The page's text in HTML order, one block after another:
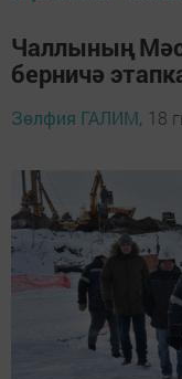
Чаллының
берничә
Зөлфия ГАЛИМ, 18